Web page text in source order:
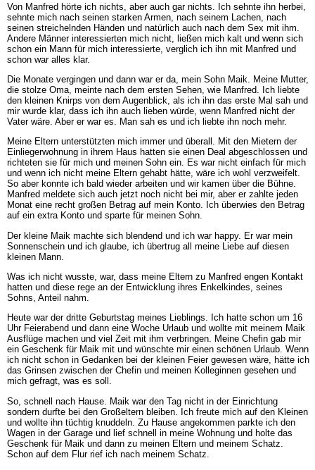
Von Manfred hörte ich nichts, aber auch gar nichts. Ich sehnte ihn herbei,
sehnte mich nach seinen starken Armen, nach seinem Lachen, nach
seinen streichelnden Händen und natürlich auch nach dem Sex mit ihm.
Andere Männer interessierten mich nicht, ließen mich kalt und wenn sich
schon ein Mann für mich interessierte, verglich ich ihn mit Manfred und
schon war alles klar.
Die Monate vergingen und dann war er da, mein Sohn Maik. Meine Mutter,
die stolze Oma, meinte nach dem ersten Sehen, wie Manfred. Ich liebte
den kleinen Knirps von dem Augenblick, als ich ihn das erste Mal sah und
mir wurde klar, dass ich ihn auch lieben würde, wenn Manfred nicht der
Vater wäre. Aber er war es. Man sah es und ich liebte ihn noch mehr.
Meine Eltern unterstützten mich immer und überall. Mit den Mietern der
Einliegerwohnung in ihrem Haus hatten sie einen Deal abgeschlossen und
richteten sie für mich und meinen Sohn ein. Es war nicht einfach für mich
und wenn ich nicht meine Eltern gehabt hätte, wäre ich wohl verzweifelt.
So aber konnte ich bald wieder arbeiten und wir kamen über die Bühne.
Manfred meldete sich auch jetzt noch nicht bei mir, aber er zahlte jeden
Monat eine recht großen Betrag auf mein Konto. Ich überwies den Betrag
auf ein extra Konto und sparte für meinen Sohn.
Der kleine Maik machte sich blendend und ich war happy. Er war mein
Sonnenschein und ich glaube, ich übertrug all meine Liebe auf diesen
kleinen Mann.
Was ich nicht wusste, war, dass meine Eltern zu Manfred engen Kontakt
hatten und diese rege an der Entwicklung ihres Enkelkindes, seines
Sohns, Anteil nahm.
Heute war der dritte Geburtstag meines Lieblings. Ich hatte schon um 16
Uhr Feierabend und dann eine Woche Urlaub und wollte mit meinem Maik
Ausflüge machen und viel Zeit mit ihm verbringen. Meine Chefin gab mir
ein Geschenk für Maik mit und wünschte mir einen schönen Urlaub. Wenn
ich nicht schon in Gedanken bei der kleinen Feier gewesen wäre, hätte ich
das Grinsen zwischen der Chefin und meinen Kolleginnen gesehen und
mich gefragt, was es soll.
So, schnell nach Hause. Maik war den Tag nicht in der Einrichtung
sondern durfte bei den Großeltern bleiben. Ich freute mich auf den Kleinen
und wollte ihn tüchtig knuddeln. Zu Hause angekommen parkte ich den
Wagen in der Garage und lief schnell in meine Wohnung und holte das
Geschenk für Maik und dann zu meinen Eltern und meinem Schatz.
Schon auf dem Flur rief ich nach meinem Schatz.